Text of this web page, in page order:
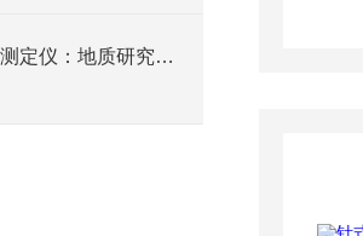
岩石弹性模量测定仪：地质研究与工程应用的得力助手